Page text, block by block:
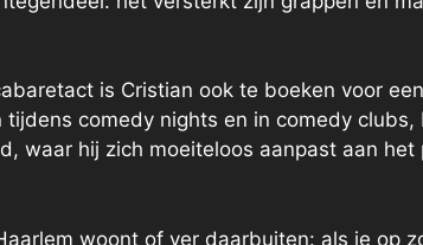
is Cristian ook te boeken voor
tijdens comedy nights en in comedy
waar hij zich moeiteloos aanpast aan
woont of ver daarbuiten: als je op